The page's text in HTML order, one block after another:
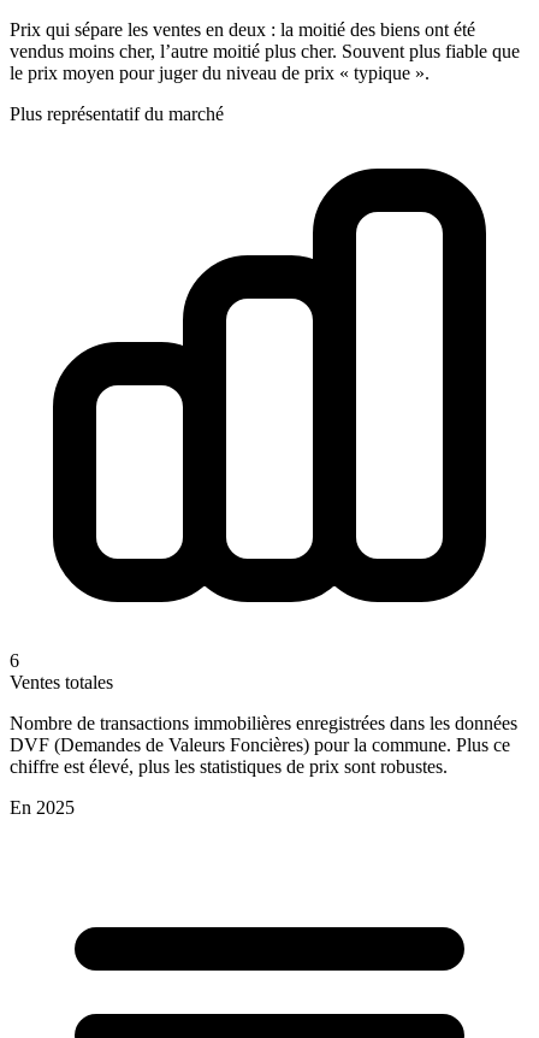
Prix qui sépare les ventes en deux : la moitié des biens ont été
vendus moins cher, l’autre moitié plus cher. Souvent plus fiable que
le prix moyen pour juger du niveau de prix « typique ».
Plus représentatif du marché
6
Ventes totales
Nombre de transactions immobilières enregistrées dans les données
DVF (Demandes de Valeurs Foncières) pour la commune. Plus ce
chiffre est élevé, plus les statistiques de prix sont robustes.
En 2025